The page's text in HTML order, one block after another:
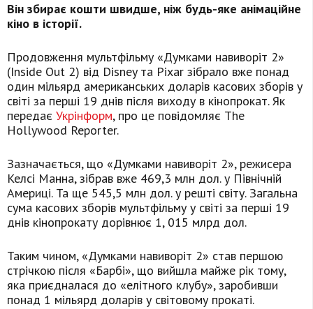
Він збирає кошти швидше, ніж будь-яке анімаційне
кіно в історії.
Продовження мультфільму «Думками навиворіт 2»
(Inside Out 2) від Disney та Pixar зібрало вже понад
один мільярд американських доларів касових зборів у
світі за перші 19 днів після виходу в кінопрокат. Як
передає Укрінформ, про це повідомляє The
Hollywood Reporter.
Зазначається, що «Думками навиворіт 2», режисера
Келсі Манна, зібрав вже 469,3 млн дол. у Північній
Америці. Та ще 545,5 млн дол. у решті світу. Загальна
сума касових зборів мультфільму у світі за перші 19
днів кінопрокату дорівнює 1, 015 млрд дол.
Таким чином, «Думками навиворіт 2» став першою
стрічкою після «Барбі», що вийшла майже рік тому,
яка приєдналася до «елітного клубу», заробивши
понад 1 мільярд доларів у світовому прокаті.